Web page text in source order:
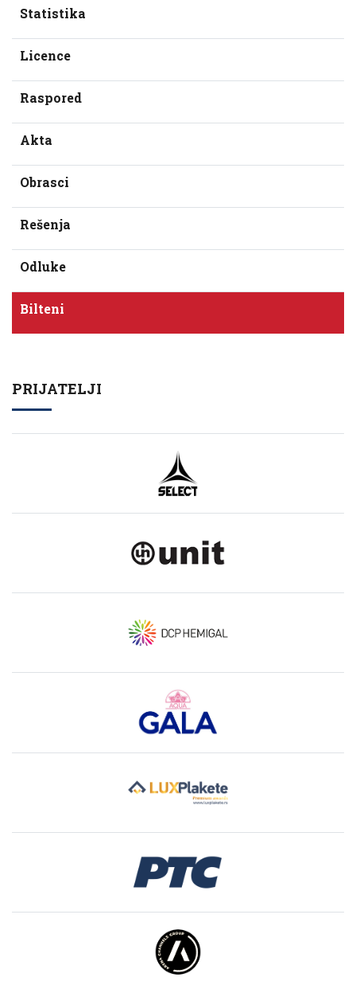
Statistika
Licence
Raspored
Akta
Obrasci
Rešenja
Odluke
Bilteni
PRIJATELJI